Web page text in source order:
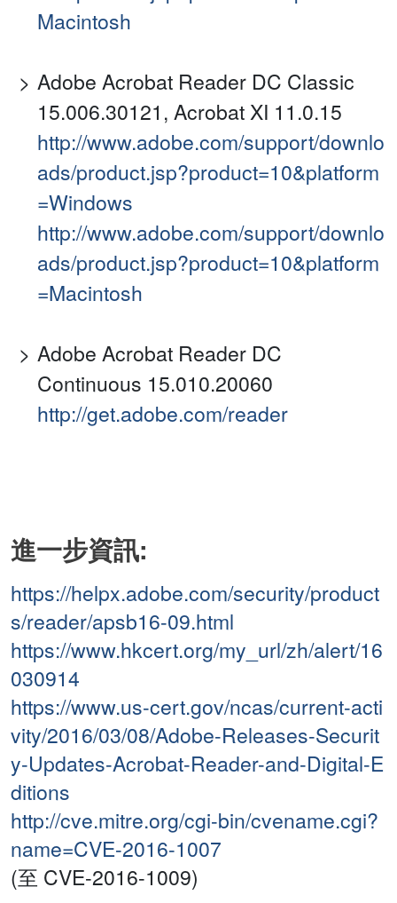
Macintosh
Adobe Acrobat Reader DC Classic
15.006.30121, Acrobat XI 11.0.15
http://www.adobe.com/support/downlo
ads/product.jsp?product=10&platform
=Windows
http://www.adobe.com/support/downlo
ads/product.jsp?product=10&platform
=Macintosh
Adobe Acrobat Reader DC
Continuous 15.010.20060
http://get.adobe.com/reader
進一步資訊:
https://helpx.adobe.com/security/product
s/reader/apsb16-09.html
https://www.hkcert.org/my_url/zh/alert/16
030914
https://www.us-cert.gov/ncas/current-acti
vity/2016/03/08/Adobe-Releases-Securit
y-Updates-Acrobat-Reader-and-Digital-E
ditions
http://cve.mitre.org/cgi-bin/cvename.cgi?
name=CVE-2016-1007
(至 CVE-2016-1009)